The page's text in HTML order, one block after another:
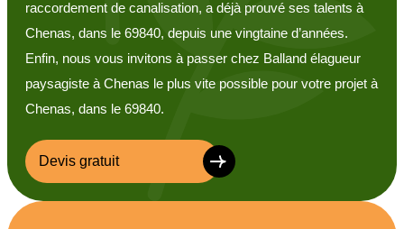
raccordement de canalisation, a déjà prouvé ses talents à
Chenas, dans le 69840, depuis une vingtaine d’années.
Enfin, nous vous invitons à passer chez Balland élagueur
paysagiste à Chenas le plus vite possible pour votre projet à
Chenas, dans le 69840.
Devis gratuit